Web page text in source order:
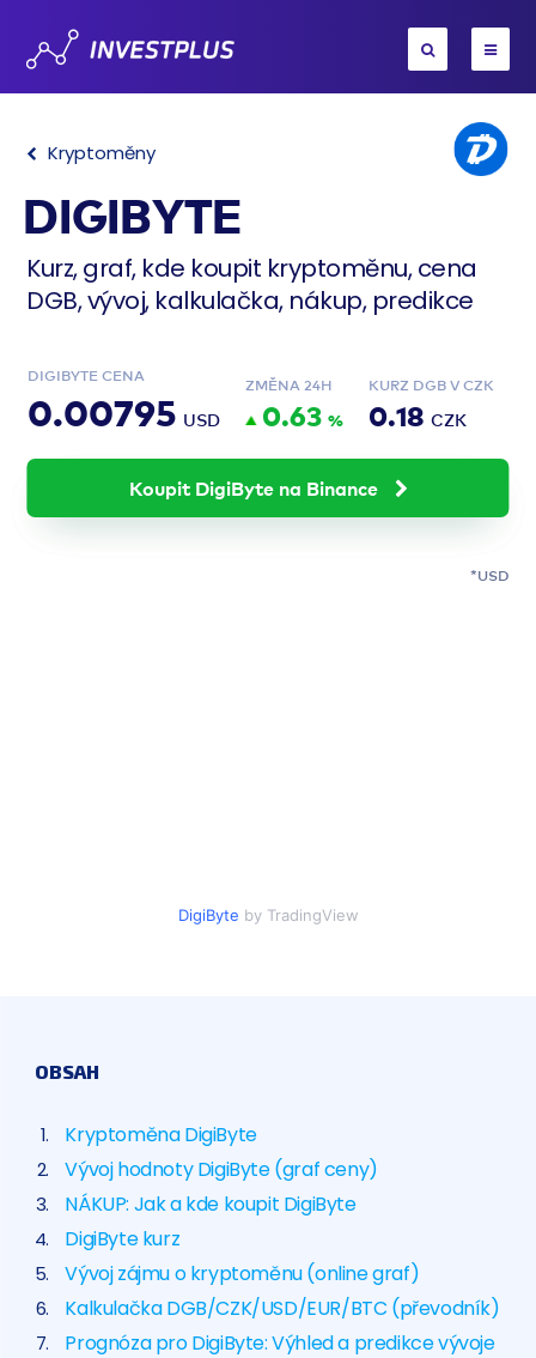
Kryptoměny
DIGIBYTE
Kurz, graf, kde koupit kryptoměnu, cena
DGB, vývoj, kalkulačka, nákup, predikce
DIGIBYTE CENA
0.00795 USD
KURZ DGB V CZK
0.18 CZK
ZMĚNA 24H
0.63 %
Koupit DigiByte na Binance
USD
DigiByte by TradingView
OBSAH
Kryptoměna DigiByte
Vývoj hodnoty DigiByte (graf ceny)
NÁKUP: Jak a kde koupit DigiByte
DigiByte kurz
Vývoj zájmu o kryptoměnu (online graf)
Kalkulačka DGB/CZK/USD/EUR/BTC (převodník)
Prognóza pro DigiByte: Výhled a predikce vývoje